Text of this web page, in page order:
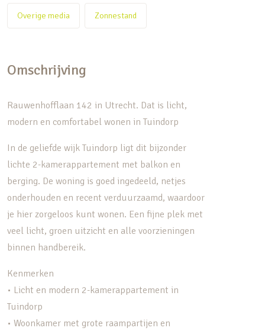
Overige media Zonnestand
Omschrijving
Rauwenhofflaan 142 in Utrecht. Dat is licht,
modern en comfortabel wonen in Tuindorp
In de geliefde wijk Tuindorp ligt dit bijzonder
lichte 2-kamerappartement met balkon en
berging. De woning is goed ingedeeld, netjes
onderhouden en recent verduurzaamd, waardoor
je hier zorgeloos kunt wonen. Een fijne plek met
veel licht, groen uitzicht en alle voorzieningen
binnen handbereik.
Kenmerken
• Licht en modern 2-kamerappartement in
Tuindorp
• Woonkamer met grote raampartijen en